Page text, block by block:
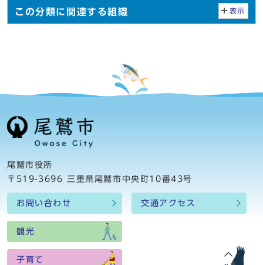
この分類に関連する組織 表示
尾鷲市役所
〒519-3696 三重県尾鷲市中央町10番43号
お問い合わせ 交通アクセス
観光
子育て